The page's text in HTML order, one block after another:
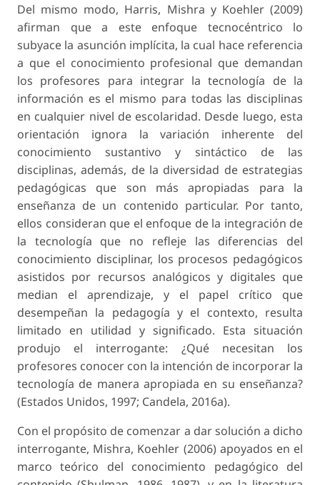
Del mismo modo, Harris, Mishra y Koehler (2009)
afirman que a este enfoque tecnocéntrico lo
subyace la asunción implícita, la cual hace referencia
a que el conocimiento profesional que demandan
los profesores para integrar la tecnología de la
información es el mismo para todas las disciplinas
en cualquier nivel de escolaridad. Desde luego, esta
orientación ignora la variación inherente del
conocimiento sustantivo y sintáctico de las
disciplinas, además, de la diversidad de estrategias
pedagógicas que son más apropiadas para la
enseñanza de un contenido particular. Por tanto,
ellos consideran que el enfoque de la integración de
la tecnología que no refleje las diferencias del
conocimiento disciplinar, los procesos pedagógicos
asistidos por recursos analógicos y digitales que
median el aprendizaje, y el papel crítico que
desempeñan la pedagogía y el contexto, resulta
limitado en utilidad y significado. Esta situación
produjo el interrogante: ¿Qué necesitan los
profesores conocer con la intención de incorporar la
tecnología de manera apropiada en su enseñanza?
(Estados Unidos, 1997; Candela, 2016a).
Con el propósito de comenzar a dar solución a dicho
interrogante, Mishra, Koehler (2006) apoyados en el
marco teórico del conocimiento pedagógico del